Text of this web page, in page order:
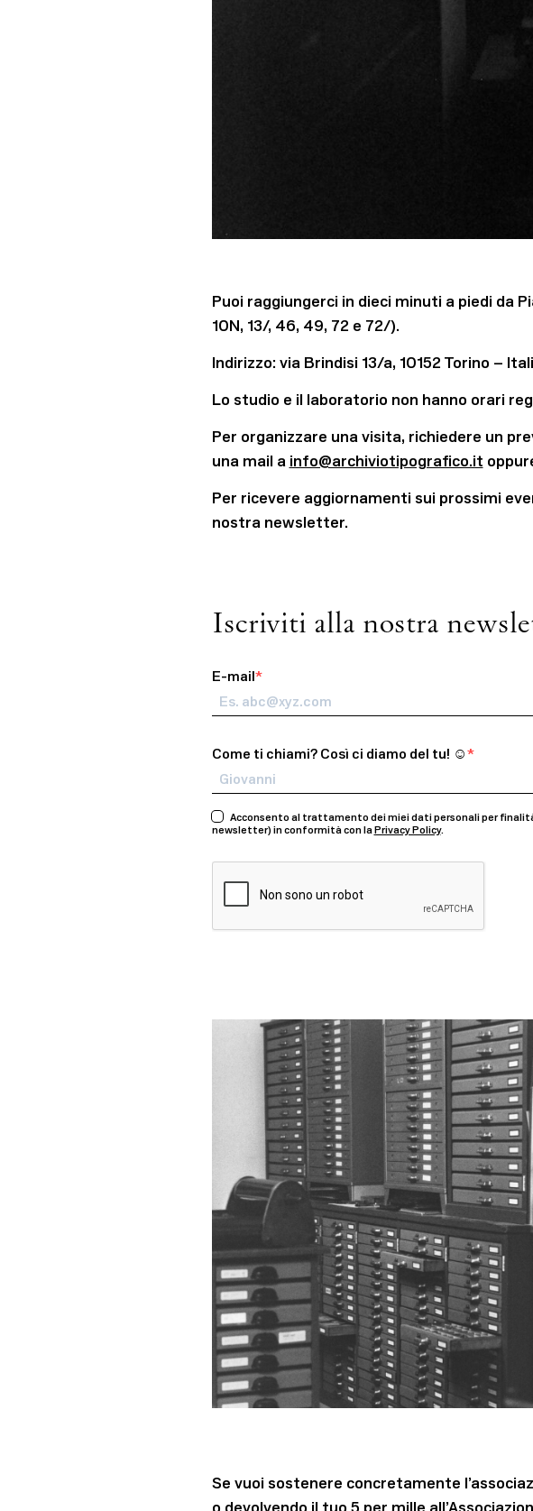
Puoi raggiungerci in dieci minuti a piedi da
10N, 13/, 46, 49, 72 e 72/).
Indirizzo: via Brindisi 13/a, 10152 Torino –
Lo studio e il laboratorio non hanno orari
Per organizzare una visita, richiedere un
una mail a info@archiviotipografico.it
Per ricevere aggiornamenti sui prossimi
nostra newsletter.
Iscriviti alla nostra
E-mail
Come ti chiami? Così ci diamo del tu! ☺️​
Acconsento al trattamento dei miei dati personali per
newsletter) in conformità con laPrivacy Policy.
Se vuoi sostenere concretamente